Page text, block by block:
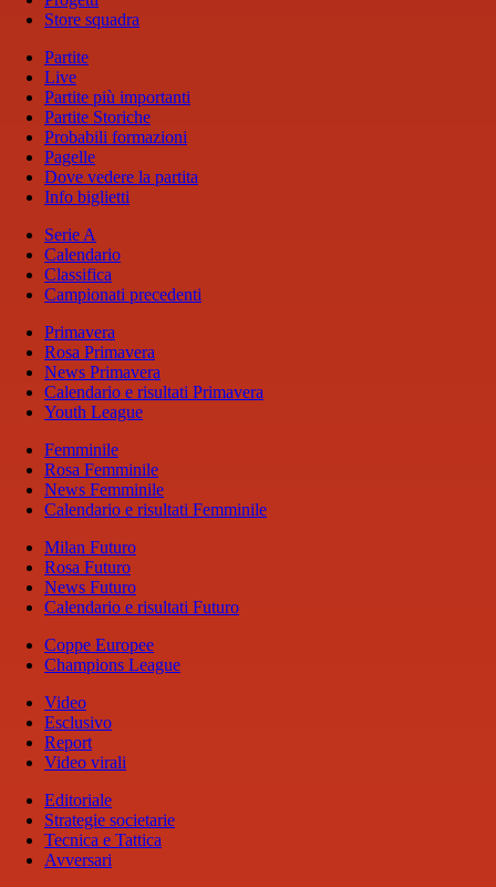
Store squadra
Partite
Live
Partite più importanti
Partite Storiche
Probabili formazioni
Pagelle
Dove vedere la partita
Info biglietti
Serie A
Calendario
Classifica
Campionati precedenti
Primavera
Rosa Primavera
News Primavera
Calendario e risultati Primavera
Youth League
Femminile
Rosa Femminile
News Femminile
Calendario e risultati Femminile
Milan Futuro
Rosa Futuro
News Futuro
Calendario e risultati Futuro
Coppe Europee
Champions League
Video
Esclusivo
Report
Video virali
Editoriale
Strategie societarie
Tecnica e Tattica
Avversari